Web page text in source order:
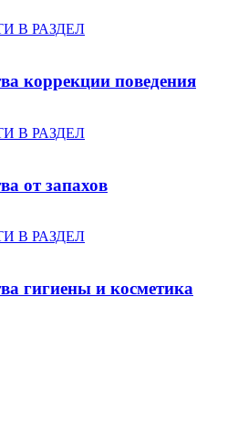
В РАЗДЕЛ
коррекции поведения
В РАЗДЕЛ
от запахов
В РАЗДЕЛ
гигиены и косметика